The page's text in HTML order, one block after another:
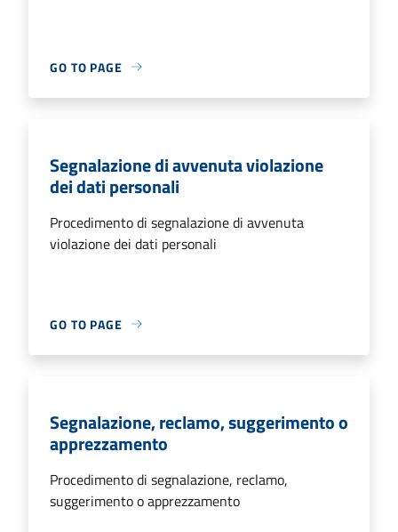
GO TO PAGE
Segnalazione di avvenuta violazione
dei dati personali
Procedimento di segnalazione di avvenuta
violazione dei dati personali
GO TO PAGE
Segnalazione, reclamo, suggerimento o
apprezzamento
Procedimento di segnalazione, reclamo,
suggerimento o apprezzamento